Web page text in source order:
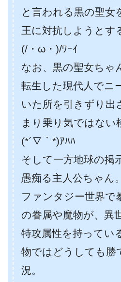
と言われる黒の聖女
王に対抗しようとす
(/・ω・)/ﾜｰｲ
なお、黒の聖女ちゃ
転生した現代人でニ
いた所を引きずり出
まり乗り気ではない
(*´∇｀*)ｱﾊﾊ
そして一方地球の掲
愚痴る主人公ちゃん。
ファンタジー世界で
の眷属や魔物が、異
特攻属性を持ってい
物ではどうしても勝
況。